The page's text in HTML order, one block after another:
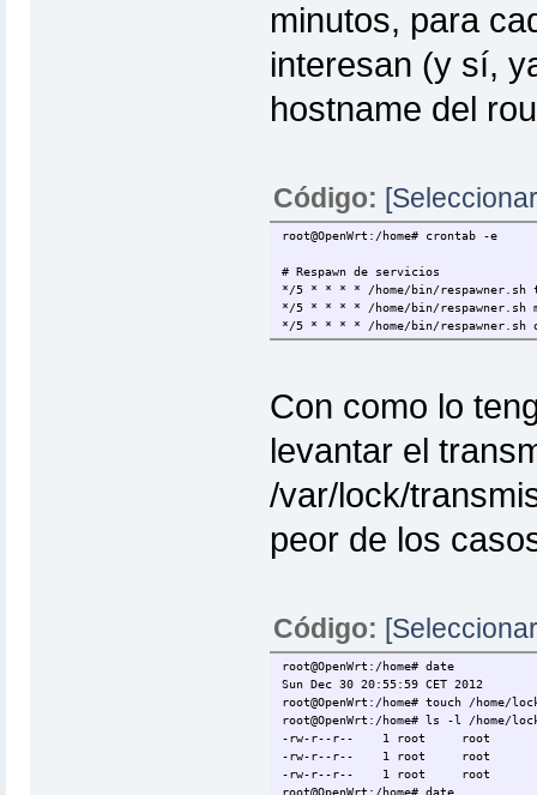
[[ $2 ]] && DAEMON_BIN=$2 ||
if [[ $(ls /home/lock/
[[ $(pidof $DAEMON_BIN) ]]
|| (echo $DAEMON_NAME on
else
echo USAGE: $0 DAEMON_NAME
echo It checks if DAEMON_BIN
fi
minutos, para
interesan (y sí,
hostname del
Código:
root@OpenWrt:/home# crontab -e
# Respawn de servicios
*/5 * * * * /home/bin/respawner.sh
*/5 * * * * /home/bin/respawner.sh
*/5 * * * * /home/bin/respawner.sh
Con como lo
levantar el
/var/lock/
peor de los
Código:
root@OpenWrt:/home# date
Sun Dec 30 20:55:59 CET 2012
root@OpenWrt:/home# touch /home/
root@OpenWrt:/home# ls -l /home/
-rw-r--r-- 1 root root 0
-rw-r--r-- 1 root root 0
-rw-r--r-- 1 root root 0